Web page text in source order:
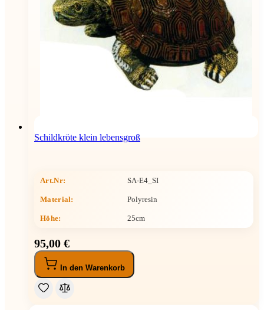
Schildkröte klein lebensgroß
Art.Nr: SA-E4_SI
Material: Polyresin
Höhe: 25cm
95,00 €
In den Warenkorb